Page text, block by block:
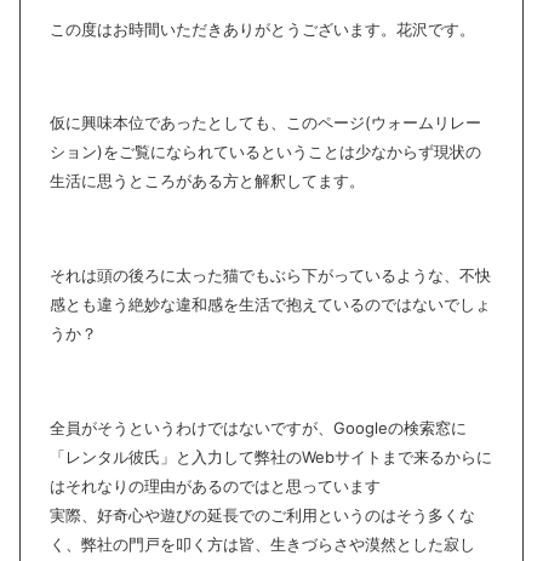
この度はお時間いただきありがとうございます。花沢です。
仮に興味本位であったとしても、このページ(ウォームリレー
ション)をご覧になられているということは少なからず現状の
生活に思うところがある方と解釈してます。
それは頭の後ろに太った猫でもぶら下がっているような、不快
感とも違う絶妙な違和感を生活で抱えているのではないでしょ
うか？
全員がそうというわけではないですが、Googleの検索窓に
「レンタル彼氏」と入力して弊社のWebサイトまで来るからに
はそれなりの理由があるのではと思っています
実際、好奇心や遊びの延長でのご利用というのはそう多くな
く、弊社の門戸を叩く方は皆、生きづらさや漠然とした寂し